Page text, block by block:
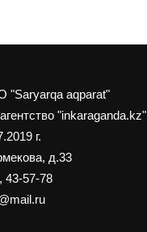
"Saryarqa aqparat"
"inkaraganda.kz"
г.
д.33
43-57-78